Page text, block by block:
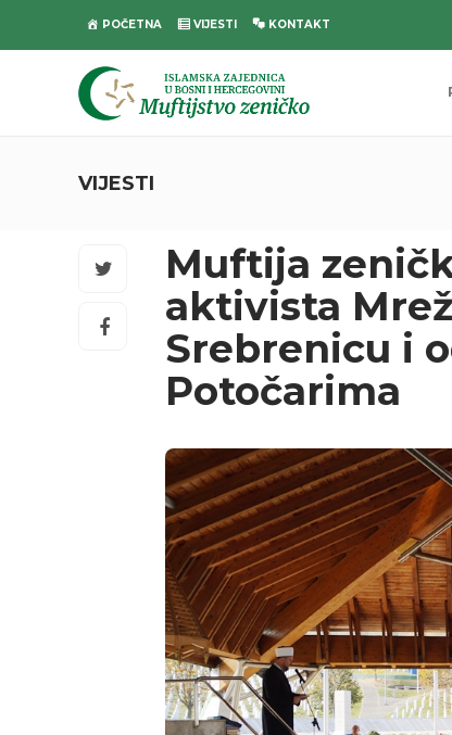
POČETNA VIJESTI KONTAKT
VIJESTI
Muftija
aktivista
Srebrenicu i
Potočarima